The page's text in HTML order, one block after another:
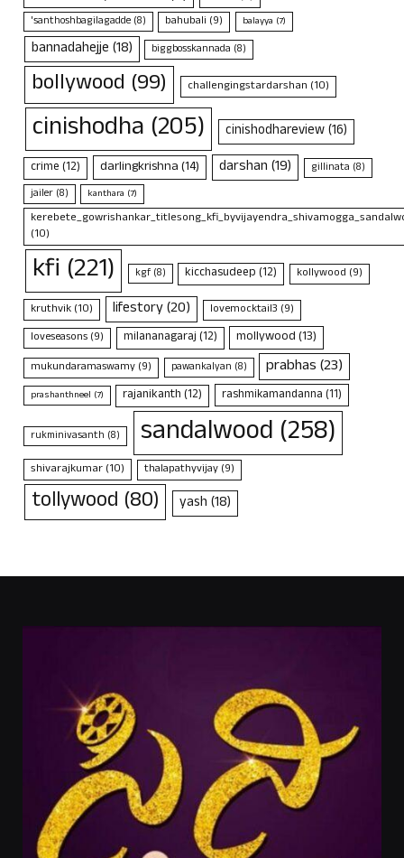
'santhoshbagilagadde (8) bahubali (9) balayya (7)
bannadahejje(18) biggbosskannada (8)
bollywood (99) challengingstardarshan (10)
cinishodha (205) cinishodhareview(16)
crime(12) darlingkrishna(14) darshan(19) gillinata (8)
jailer (8) kanthara (7)
(10)
kfi (221) kgf(8) kicchasudeep(12) kollywood (9)
kruthvik(10) lifestory(20) lovemocktail3 (9)
loveseasons (9) milananagaraj(12) mollywood(13)
mukundaramaswamy (9) pawankalyan (8) prabhas(23)
prashanthneel (7) rajanikanth(12) rashmikamandanna(11)
rukminivasanth (8) sandalwood (258)
shivarajkumar(10) thalapathyvijay(9)
tollywood (80) yash(18)